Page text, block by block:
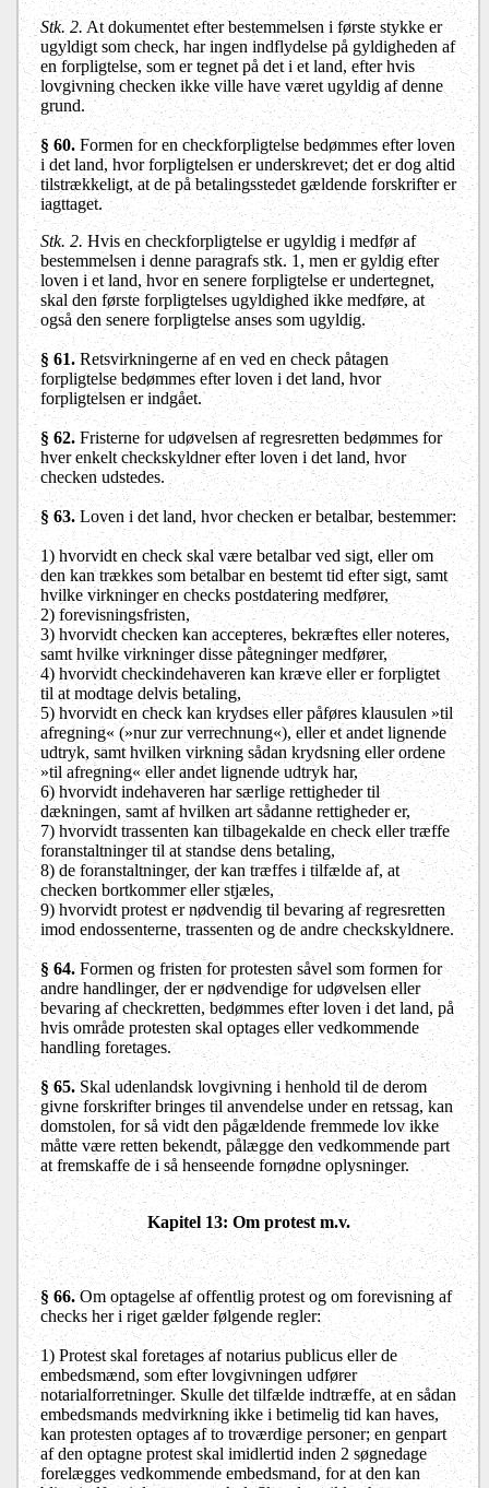
Stk. 2. At dokumentet efter bestemmelsen i første stykke er
ugyldigt som check, har ingen indflydelse på gyldigheden af
en forpligtelse, som er tegnet på det i et land, efter hvis
lovgivning checken ikke ville have været ugyldig af denne
grund.
§ 60. Formen for en checkforpligtelse bedømmes efter loven
i det land, hvor forpligtelsen er underskrevet; det er dog altid
tilstrækkeligt, at de på betalingsstedet gældende forskrifter er
iagttaget.
Stk. 2. Hvis en checkforpligtelse er ugyldig i medfør af
bestemmelsen i denne paragrafs stk. 1, men er gyldig efter
loven i et land, hvor en senere forpligtelse er undertegnet,
skal den første forpligtelses ugyldighed ikke medføre, at
også den senere forpligtelse anses som ugyldig.
§ 61.Retsvirkningerne af en ved en check påtagen
forpligtelse bedømmes efter loven i det land, hvor
forpligtelsen er indgået.
§ 62. Fristerne for udøvelsen af regresretten bedømmes for
hver enkelt checkskyldner efter loven i det land, hvor
checken udstedes.
§ 63.Loven i det land, hvor checken er betalbar, bestemmer:
1) hvorvidt en check skal være betalbar ved sigt, eller om
den kan trækkes som betalbar en bestemt tid efter sigt, samt
hvilke virkninger en checks postdatering medfører,
2) forevisningsfristen,
3) hvorvidt checken kan accepteres, bekræftes eller noteres,
samt hvilke virkninger disse påtegninger medfører,
4) hvorvidt checkindehaveren kan kræve eller er forpligtet
til at modtage delvis betaling,
5) hvorvidt en check kan krydses eller påføres klausulen »til
afregning« (»nur zur verrechnung«), eller et andet lignende
udtryk, samt hvilken virkning sådan krydsning eller ordene
»til afregning« eller andet lignende udtryk har,
6) hvorvidt indehaveren har særlige rettigheder til
dækningen, samt af hvilken art sådanne rettigheder er,
7) hvorvidt trassenten kan tilbagekalde en check eller træffe
foranstaltninger til at standse dens betaling,
8) de foranstaltninger, der kan træffes i tilfælde af, at
checken bortkommer eller stjæles,
9) hvorvidt protest er nødvendig til bevaring af regresretten
imod endossenterne, trassenten og de andre checkskyldnere.
§ 64. Formen og fristen for protesten såvel som formen for
andre handlinger, der er nødvendige for udøvelsen eller
bevaring af checkretten, bedømmes efter loven i det land, på
hvis område protesten skal optages eller vedkommende
handling foretages.
§ 65.Skal udenlandsk lovgivning i henhold til de derom
givne forskrifter bringes til anvendelse under en retssag, kan
domstolen, for så vidt den pågældende fremmede lov ikke
måtte være retten bekendt, pålægge den vedkommende part
at fremskaffe de i så henseende fornødne oplysninger.
Kapitel 13: Om protest m.v.
§ 66.Om optagelse af offentlig protest og om forevisning af
checks her i riget gælder følgende regler:
1) Protest skal foretages af notarius publicus eller de
embedsmænd, som efter lovgivningen udfører
notarialforretninger. Skulle det tilfælde indtræffe, at en sådan
embedsmands medvirkning ikke i betimelig tid kan haves,
kan protesten optages af to troværdige personer; en genpart
af den optagne protest skal imidlertid inden 2 søgnedage
forelægges vedkommende embedsmand, for at den kan